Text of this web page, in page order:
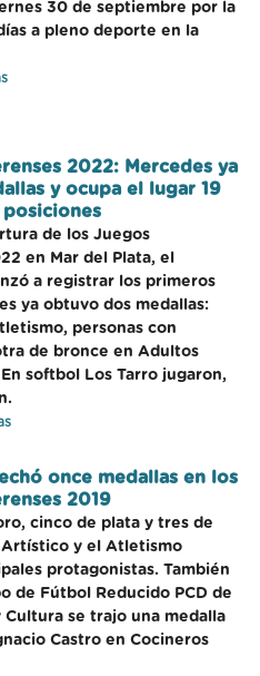
30 de septiembre por la
a pleno deporte en la
2022: Mercedes ya
y ocupa el lugar 19
de los Juegos
en Mar del Plata, el
a registrar los primeros
ya obtuvo dos medallas:
personas con
de bronce en Adultos
softbol Los Tarro jugaron,
once medallas en los
2019
cinco de plata y tres de
Artístico y el Atletismo
protagonistas. También
de Fútbol Reducido PCD de
Cultura se trajo una medalla
Castro en Cocineros